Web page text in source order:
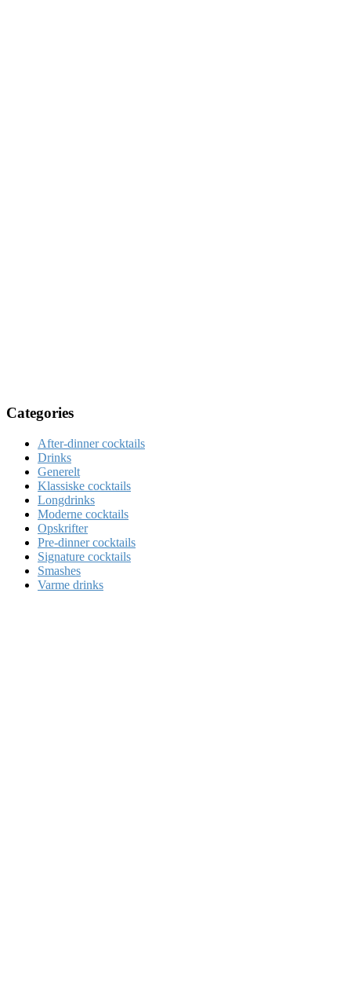
Categories
After-dinner cocktails
Drinks
Generelt
Klassiske cocktails
Longdrinks
Moderne cocktails
Opskrifter
Pre-dinner cocktails
Signature cocktails
Smashes
Varme drinks